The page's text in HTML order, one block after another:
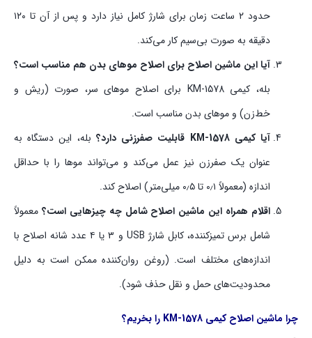
حدود ۲ ساعت زمان برای شارژ کامل نیاز دارد و پس از آن تا ۱۲۰
دقیقه به صورت بی‌سیم کار می‌کند.
آیا این ماشین اصلاح برای اصلاح موهای بدن هم مناسب است؟
بله، کیمی KM-1578 برای اصلاح موهای سر، صورت (ریش و
خط‌زن) و موهای بدن مناسب است.
آیا کیمی KM-1578 قابلیت صفرزنی دارد؟
بله، این دستگاه به
عنوان یک صفرزن نیز عمل می‌کند و می‌تواند موها را با حداقل
اندازه (معمولاً ۰٫۱ تا ۰٫۵ میلی‌متر) اصلاح کند.
اقلام همراه این ماشین اصلاح شامل چه چیزهایی است؟ معمولاً
شامل برس تمیزکننده، کابل شارژ USB و ۳ یا ۴ عدد شانه اصلاح با
اندازه‌های مختلف است. (روغن روان‌کننده ممکن است به دلیل
محدودیت‌های حمل و نقل حذف شود).
چرا ماشین اصلاح کیمی KM-1578 را بخریم؟